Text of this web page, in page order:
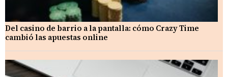
Del casino de barrio a la pantalla: cómo Crazy Time
cambió las apuestas online